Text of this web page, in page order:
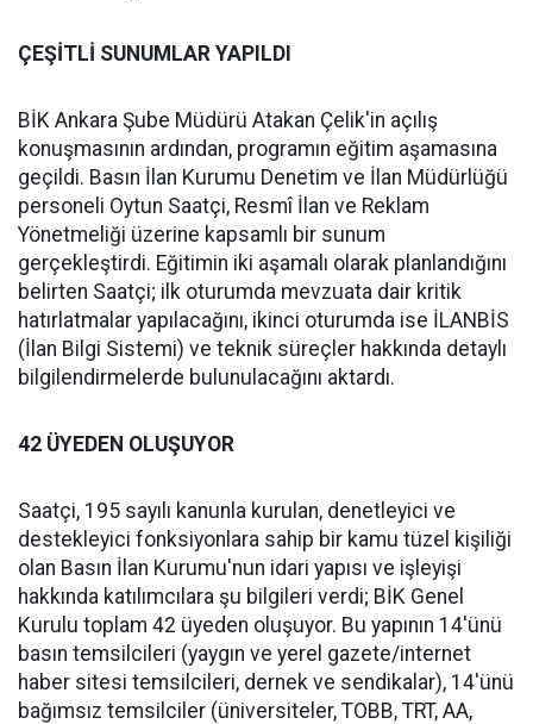
ÇEŞİTLİ SUNUMLAR YAPILDI
BİK Ankara Şube Müdürü Atakan Çelik'in açılış
konuşmasının ardından, programın eğitim aşamasına
geçildi. Basın İlan Kurumu Denetim ve İlan Müdürlüğü
personeli Oytun Saatçi, Resmî İlan ve Reklam
Yönetmeliği üzerine kapsamlı bir sunum
gerçekleştirdi. Eğitimin iki aşamalı olarak planlandığını
belirten Saatçi; ilk oturumda mevzuata dair kritik
hatırlatmalar yapılacağını, ikinci oturumda ise İLANBİS
(İlan Bilgi Sistemi) ve teknik süreçler hakkında detaylı
bilgilendirmelerde bulunulacağını aktardı.
42 ÜYEDEN OLUŞUYOR
Saatçi, 195 sayılı kanunla kurulan, denetleyici ve
destekleyici fonksiyonlara sahip bir kamu tüzel kişiliği
olan Basın İlan Kurumu'nun idari yapısı ve işleyişi
hakkında katılımcılara şu bilgileri verdi; BİK Genel
Kurulu toplam 42 üyeden oluşuyor. Bu yapının 14'ünü
basın temsilcileri (yaygın ve yerel gazete/internet
haber sitesi temsilcileri, dernek ve sendikalar), 14'ünü
bağımsız temsilciler (üniversiteler, TOBB, TRT, AA,